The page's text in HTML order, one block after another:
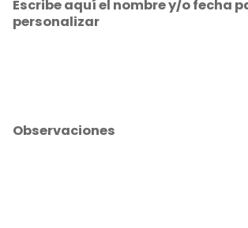
Escribe aquí el nombre y/o fecha
personalizar
Observaciones